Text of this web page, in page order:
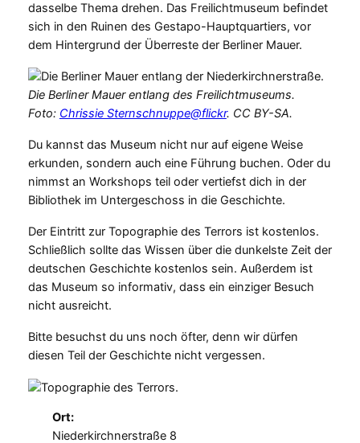
dasselbe Thema drehen. Das Freilichtmuseum befindet
sich in den Ruinen des Gestapo-Hauptquartiers, vor
dem Hintergrund der Überreste der Berliner Mauer.
Die Berliner Mauer entlang des Freilichtmuseums.
Foto: Chrissie Sternschnuppe@flickr. CC BY-SA.
Du kannst das Museum nicht nur auf eigene Weise
erkunden, sondern auch eine Führung buchen. Oder du
nimmst an Workshops teil oder vertiefst dich in der
Bibliothek im Untergeschoss in die Geschichte.
Der Eintritt zur Topographie des Terrors ist kostenlos.
Schließlich sollte das Wissen über die dunkelste Zeit der
deutschen Geschichte kostenlos sein. Außerdem ist
das Museum so informativ, dass ein einziger Besuch
nicht ausreicht.
Bitte besuchst du uns noch öfter, denn wir dürfen
diesen Teil der Geschichte nicht vergessen.
Ort:
Niederkirchnerstraße 8